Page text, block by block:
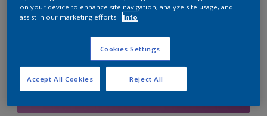
Boodschappenlijst
on your device to enhance site navigation, analyze site usage, and
assist in our marketing efforts.
Info
Cookies Settings
Reject All
Accept All Cookies